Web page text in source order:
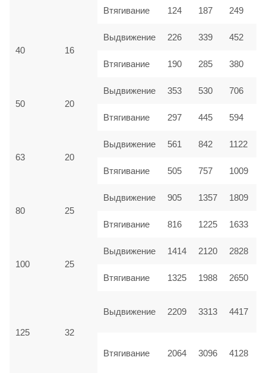
Втягивание
124 187 249
40 16
Выдвижение 226 339 452
Втягивание 190 285 380
50 20
Выдвижение 353 530 706
Втягивание 297 445 594
63 20
Выдвижение 561 842 1122
Втягивание 505 757 1009
80 25
Выдвижение 905 1357 1809
Втягивание 816 1225 1633
100 25
Выдвижение 1414 2120 2828
Втягивание 1325 1988 2650
125 32
Выдвижение 2209 3313 4417
Втягивание 2064 3096 4128